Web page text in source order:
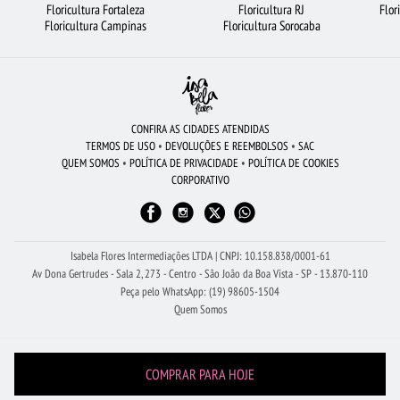
RAMALHETE DE FLORES FLORICULTURA SALVADOR ARRANJO DE FLORES
BUQUÊ DE 12 ROSAS VERMELHAS
BUQUÊ DE 20 ROSAS VERMELHAS
FLORICULTURA RIBEIRÃO PRETO MAIS BUSCADOS
FLORICULTURA PORTO ALEGRE
FLORICULTURA SÃO JOSÉ DOS CAMPOS FLORICULTURA GOIÂNIA
FLORICULTURA NITERÓI CESTA DE FRUTAS
Floricultura Fortaleza
Floricultura Campinas
Floricultura RJ
Floricultura Sorocaba
CONFIRA AS CIDADES ATENDIDAS
TERMOS DE USO • DEVOLUÇÕES E REEMBOLSOS • SAC
QUEM SOMOS • POLÍTICA DE PRIVACIDADE • POLÍTICA DE COOKIES
CORPORATIVO
Isabela Flores Intermediações LTDA | CNPJ: 10.158.838/0001-61
Av Dona Gertrudes - Sala 2, 273 - Centro - São João da Boa Vista - SP - 13.870-110
Peça pelo WhatsApp: (19) 98605-1504
Quem Somos
COMPRAR PARA HOJE